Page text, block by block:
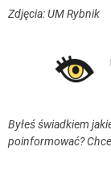
Zdjęcia: UM Rybnik
Byłeś świadkiem
poinformować?